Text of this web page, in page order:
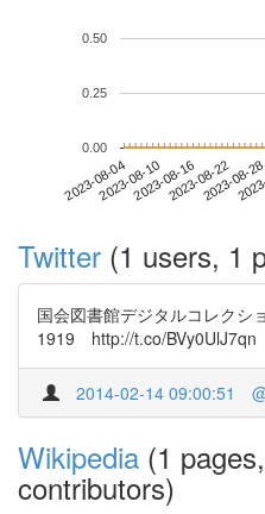
2023-08-042023-08-102023-08-162023-08-222023-08-28
0.00
0.25
0.50
Twitter (1 users, 1
国会図書館デジタルコレク
1919 http://t.co/BVy0UlJ7qn
2014-02-14 09:00:51
Wikipedia (1
contributors)